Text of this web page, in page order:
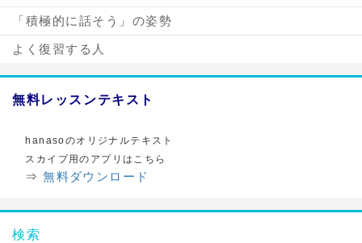
「積極的に話そう」の姿勢
よく復習する人
無料レッスンテキスト
hanasoのオリジナルテキスト
スカイプ用のアプリはこちら
⇒ 無料ダウンロード
検索